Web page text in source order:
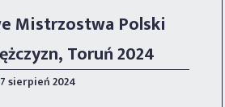
Mistrzostwa Polski
Toruń 2024